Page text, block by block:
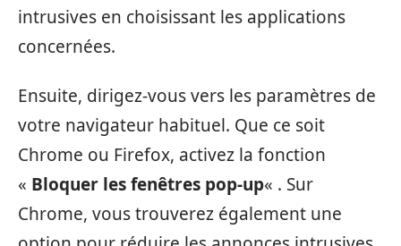
intrusives en choisissant les applications
concernées.
Ensuite, dirigez-vous vers les paramètres de
votre navigateur habituel. Que ce soit
Chrome ou Firefox, activez la fonction
« Bloquer les fenêtres pop-up« . Sur
Chrome, vous trouverez également une